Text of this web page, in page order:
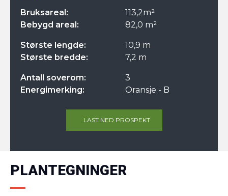
Bruksareal:
113,2m²
Bebygd areal:
82,0 m²
Største lengde:
10,9 m
Største bredde:
7,2 m
Antall soverom:
3
Energimerking:
Oransje - B
LAST NED PROSPEKT
PLANTEGNINGER